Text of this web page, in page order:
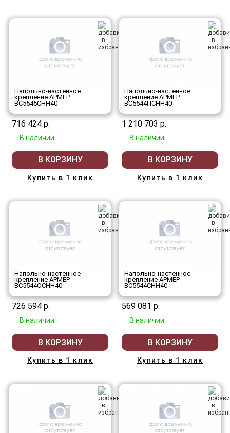
Напольно-настенное
крепление АРМЕР
ВС5545СНН40
716 424 р.
В наличии
В КОРЗИНУ
Купить в 1 клик
Напольно-настенное
крепление АРМЕР
ВС5544ПСНН40
1 210 703 р.
В наличии
В КОРЗИНУ
Купить в 1 клик
Напольно-настенное
крепление АРМЕР
ВС5544ОСНН40
726 594 р.
В наличии
В КОРЗИНУ
Купить в 1 клик
Напольно-настенное
крепление АРМЕР
ВС5544СНН40
569 081 р.
В наличии
В КОРЗИНУ
Купить в 1 клик